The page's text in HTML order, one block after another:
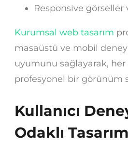
Responsive görseller
Kurumsal web tasarım
masaüstü ve mobil
uyumunu sağlayarak, her
profesyonel bir görünüm
Kullanıcı
Odaklı Tasarım